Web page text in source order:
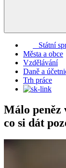
Státní
Města a obce
Vzdělávání
Daně a
Trh práce
Málo peněz
co si dát